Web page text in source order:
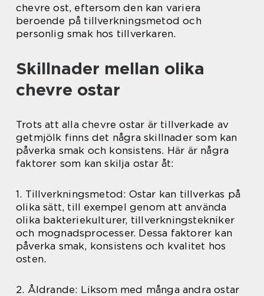
chevre ost, eftersom den kan variera
beroende på tillverkningsmetod och
personlig smak hos tillverkaren.
Skillnader mellan olika
chevre ostar
Trots att alla chevre ostar är tillverkade av
getmjölk finns det några skillnader som kan
påverka smak och konsistens. Här är några
faktorer som kan skilja ostar åt:
1. Tillverkningsmetod: Ostar kan tillverkas på
olika sätt, till exempel genom att använda
olika bakteriekulturer, tillverkningstekniker
och mognadsprocesser. Dessa faktorer kan
påverka smak, konsistens och kvalitet hos
osten.
2. Åldrande: Liksom med många andra ostar